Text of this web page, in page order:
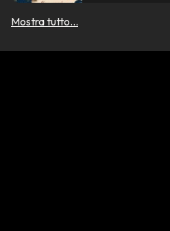
Mostra tutto...